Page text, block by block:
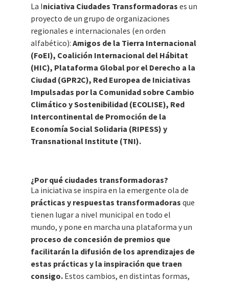
La Iniciativa Ciudades Transformadoras es un
proyecto de un grupo de organizaciones
regionales e internacionales (en orden
alfabético): Amigos de la Tierra Internacional
(FoEI), Coalición Internacional del Hábitat
(HIC), Plataforma Global por el Derecho a la
Ciudad (GPR2C), Red Europea de Iniciativas
Impulsadas por la Comunidad sobre Cambio
Climático y Sostenibilidad (ECOLISE), Red
Intercontinental de Promoción de la
Economía Social Solidaria (RIPESS) y
Transnational Institute (TNI).
¿Por qué ciudades transformadoras?
La iniciativa se inspira en la emergente ola de
prácticas y respuestas transformadoras que
tienen lugar a nivel municipal en todo el
mundo, y pone en marcha una plataforma y un
proceso de concesión de premios que
facilitarán la difusión de los aprendizajes de
estas prácticas y la inspiración que traen
consigo.Estos cambios, en distintas formas,